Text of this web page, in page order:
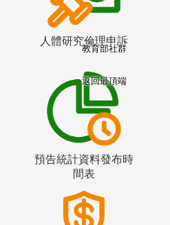
人體研究倫理申訴
預告統計資料發布時
間表
教育部社群
返回最頂端